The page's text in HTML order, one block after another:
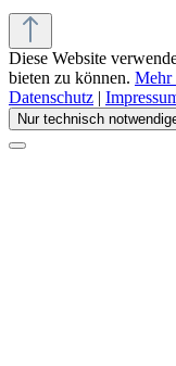
Diese Website
bieten zu können. Mehr
Datenschutz |
Nur technisch